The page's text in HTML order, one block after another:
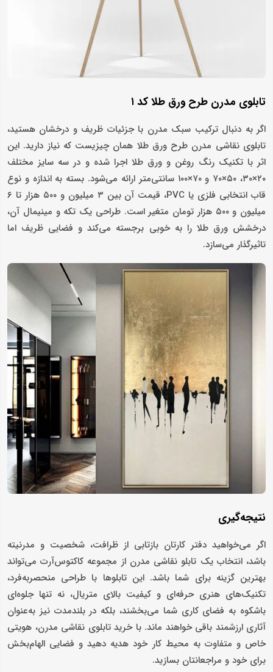
تابلوی مدرن طرح ورق طلا کد ۱
اگر به‌ دنبال ترکیب سبک مدرن با جزئیات ظریف و درخشان هستید،
تابلوی نقاشی مدرن طرح ورق طلا همان چیزیست که نیاز دارید. این
اثر با تکنیک رنگ روغن و ورق طلا اجرا شده و در سه سایز مختلف
۲۰×۳۰، ۵۰×۷۰ و ۷۰×۱۰۰ سانتی‌متر ارائه می‌شود. بسته به اندازه و نوع
قاب انتخابی فلزی یا PVC، قیمت آن بین ۳ میلیون و ۵۰۰ هزار تا ۶
میلیون و ۵۰۰ هزار تومان متغیر است. طراحی یک‌ تکه و مینیمال آن،
درخشش ورق طلا را به خوبی برجسته می‌کند و فضایی ظریف اما
تاثیرگذار می‌سازد.
نتیجه‌گیری
اگر می‌خواهید دفتر کارتان بازتابی از ظرافت، شخصیت و مدرنیته
باشد، انتخاب یک تابلو نقاشی مدرن از مجموعه کاکتوس‌آرت می‌تواند
بهترین گزینه برای شما باشد. این تابلوها با طراحی منحصربه‌فرد،
تکنیک‌های هنری حرفه‌ای و کیفیت بالای متریال، نه تنها جلوه‌ای
باشکوه به فضای کاری شما می‌بخشند، بلکه در بلندمدت نیز به‌عنوان
آثاری ارزشمند باقی خواهند ماند. با خرید تابلوی نقاشی مدرن، هویتی
خاص و متفاوت به محیط کار خود هدیه دهید و فضایی الهام‌بخش
برای خود و مراجعانتان بسازید.